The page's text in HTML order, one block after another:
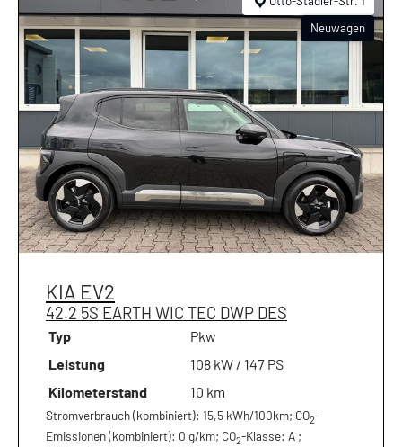
KIA EV2
42.2 5S EARTH WIC TEC DWP DES
Neuwagen
Typ
Pkw
Leistung
108 kW / 147 PS
Kilometerstand
10 km
Stromverbrauch (kombiniert): 15,5 kWh/100km; CO2-
Emissionen (kombiniert): 0 g/km; CO2-Klasse: A ;